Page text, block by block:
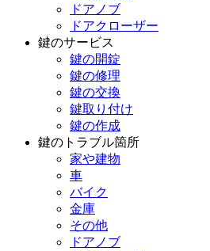
ドアノブ
ドアクローザー
鍵のサービス
鍵の開錠
鍵の修理
鍵の交換
鍵取り付け
鍵の作成
鍵のトラブル箇所
家や建物
車
バイク
金庫
その他
ドアノブ